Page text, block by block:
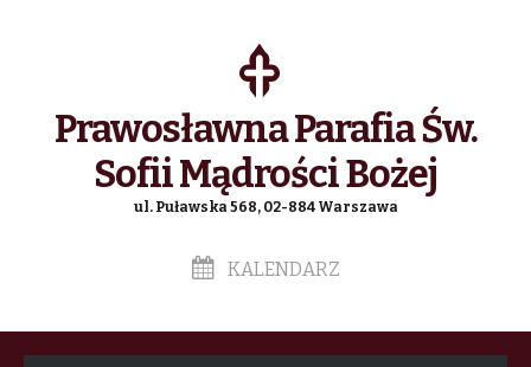
Prawosławna Parafia Św.
Sofii Mądrości Bożej
ul. Puławska 568, 02-884 Warszawa
KALENDARZ